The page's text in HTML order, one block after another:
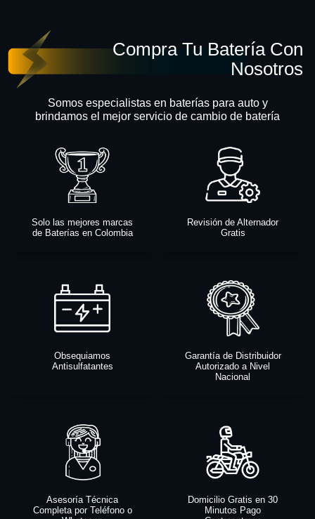
Compra Tu Batería Con
Nosotros
Somos especialistas en baterías para auto y
brindamos el mejor servicio de cambio de batería
Solo las mejores marcas
de Baterías en Colombia
Revisión de Alternador
Gratis
Obsequiamos
Antisulfatantes
Garantía de Distribuidor
Autorizado a Nivel
Nacional
Asesoría Técnica
Completa por Teléfono o
Domicilio Gratis en 30
Minutos Pago